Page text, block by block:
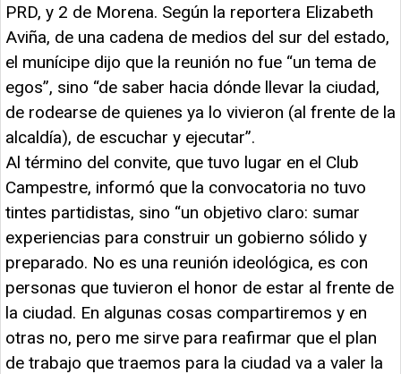
PRD, y 2 de Morena. Según la reportera Elizabeth
Aviña, de una cadena de medios del sur del estado,
el munícipe dijo que la reunión no fue “un tema de
egos”, sino “de saber hacia dónde llevar la ciudad,
de rodearse de quienes ya lo vivieron (al frente de la
alcaldía), de escuchar y ejecutar”.
Al término del convite, que tuvo lugar en el Club
Campestre, informó que la convocatoria no tuvo
tintes partidistas, sino “un objetivo claro: sumar
experiencias para construir un gobierno sólido y
preparado. No es una reunión ideológica, es con
personas que tuvieron el honor de estar al frente de
la ciudad. En algunas cosas compartiremos y en
otras no, pero me sirve para reafirmar que el plan
de trabajo que traemos para la ciudad va a valer la